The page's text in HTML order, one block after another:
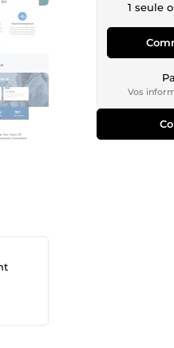
1 seule
Vos